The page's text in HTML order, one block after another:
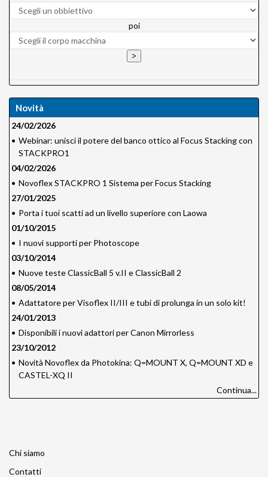
poi
Novità
24/02/2026
• Webinar: unisci il potere del banco ottico al Focus Stacking con
STACKPRO1
04/02/2026
• Novoflex STACKPRO 1 Sistema per Focus Stacking
27/01/2025
• Porta i tuoi scatti ad un livello superiore con Laowa
01/10/2015
• I nuovi supporti per Photoscope
03/10/2014
• Nuove teste ClassicBall 5 v.II e ClassicBall 2
08/05/2014
• Adattatore per Visoflex II/III e tubi di prolunga in un solo kit!
24/01/2013
• Disponibili i nuovi adattori per Canon Mirrorless
23/10/2012
• Novità Novoflex da Photokina: Q=MOUNT X, Q=MOUNT XD e
CASTEL-XQ II
Continua...
Chi siamo
Contatti